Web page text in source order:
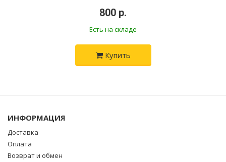
800 р.
Есть на складе
Купить
ИНФОРМАЦИЯ
Доставка
Оплата
Возврат и обмен